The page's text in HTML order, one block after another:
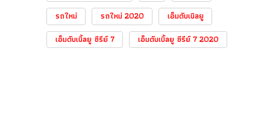
รถใหม่
รถใหม่ 2020
เอ็มดับเบิลยู
เอ็มดับเบิ้ลยู ซีรีย์ 7
เอ็มดับเบิ้ลยู ซีรีย์ 7 2020